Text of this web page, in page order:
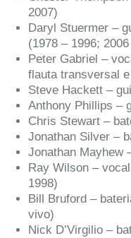
2007)
Daryl Stuermer –
(1978 – 1996;
Peter Gabriel –
flauta transversal
Steve Hackett –
Anthony Phillips –
Chris Stewart –
Jonathan Silver –
Jonathan Mayhew
Ray Wilson –
1998)
Bill Bruford –
vivo)
Nick D’Virgilio –